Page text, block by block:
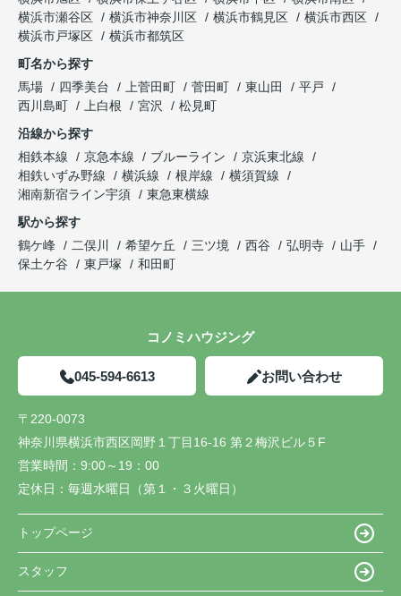
横浜市瀬谷区
横浜市神奈川区 横浜市鶴見区
横浜市西区
横浜市戸塚区
横浜市都筑区
町名から探す
馬場
四季美台 上菅田町 菅田町 東山田
平戸
西川島町
上白根 宮沢
松見町
沿線から探す
相鉄本線
京急本線 ブルーライン
京浜東北線
相鉄いずみ野線
横浜線 根岸線
横須賀線
湘南新宿ライン宇須
東急東横線
駅から探す
鶴ケ峰
二俣川 希望ケ丘 三ツ境 西谷 弘明寺
山手
保土ケ谷
東戸塚 和田町
コノミハウジング
045-594-6613 お問い合わせ
〒220-0073
神奈川県横浜市西区岡野１丁目16-16 第２梅沢ビル５F
営業時間： 9:00～19：00
定休日： 毎週水曜日（第１・３火曜日）
トップページ
スタッフ